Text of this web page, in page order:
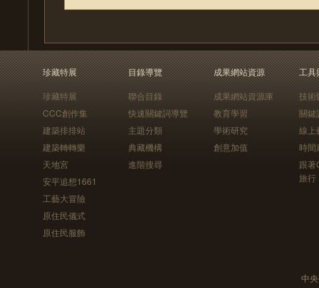
珍藏特展
珍藏特展
CCC創作集
建築排排站
建築轉轉樂
天地宮
安平追想1661
工藝大冒險
原住民儀式
原住民服飾
目錄導覽
聯合目錄
快速關鍵詞導覽
主題分類
典藏機構
進階搜尋
成果網站資源
成果網站資源庫
教育學習
學術研究
創意加值
工具
技術
關鍵
線上
時間
跟
旅行
中